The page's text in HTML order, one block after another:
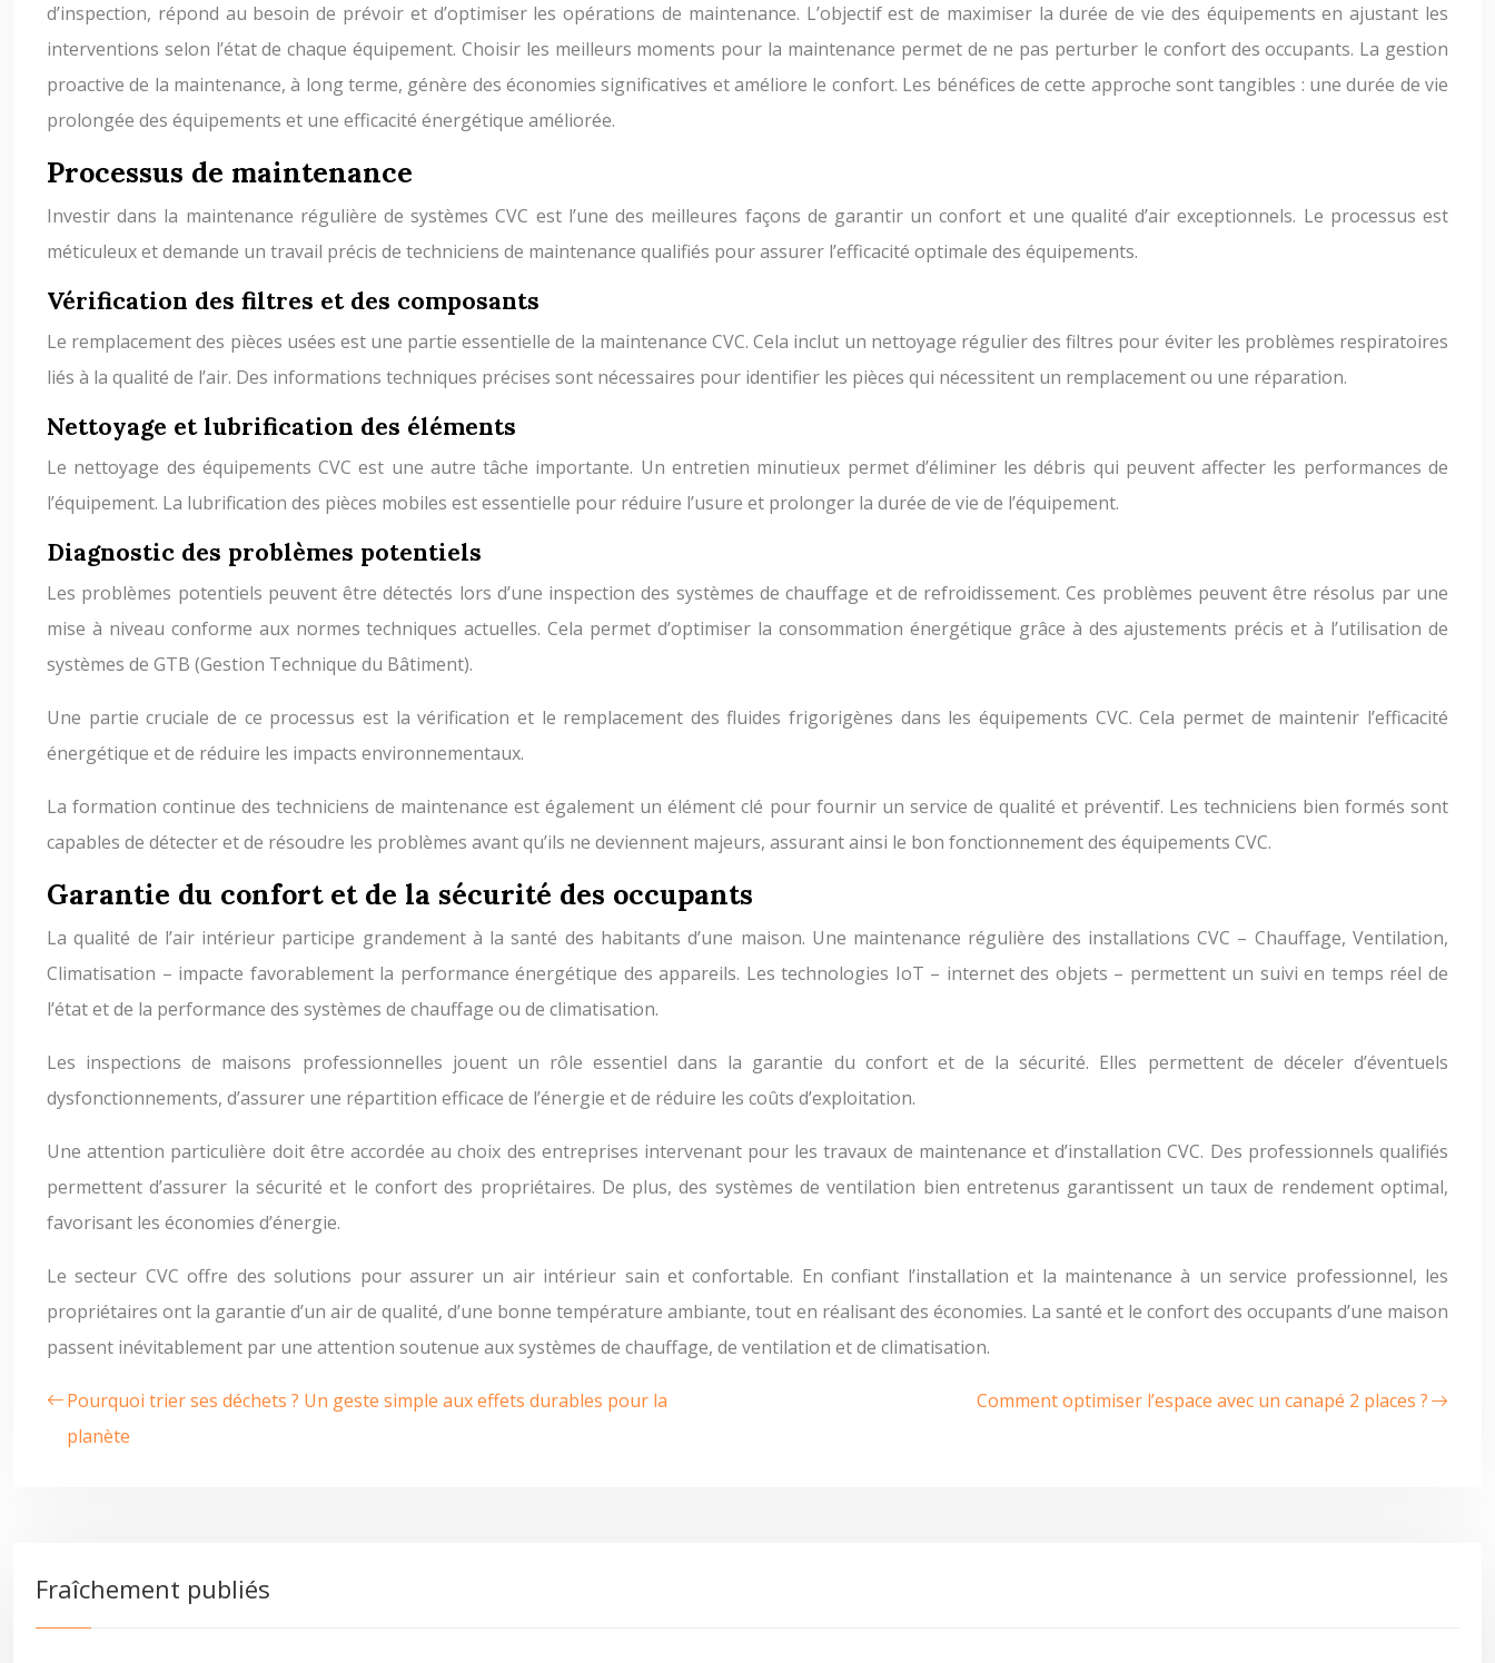
d’inspection, répond au besoin de prévoir et d’optimiser les opérations de maintenance. L’objectif est de maximiser la durée de vie des équipements en ajustant les
interventions selon l’état de chaque équipement. Choisir les meilleurs moments pour la maintenance permet de ne pas perturber le confort des occupants. La gestion
proactive de la maintenance, à long terme, génère des économies significatives et améliore le confort. Les bénéfices de cette approche sont tangibles : une durée de vie
prolongée des équipements et une efficacité énergétique améliorée.
Processus de maintenance
Investir dans la maintenance régulière de systèmes CVC est l’une des meilleures façons de garantir un confort et une qualité d’air exceptionnels. Le processus est
méticuleux et demande un travail précis de techniciens de maintenance qualifiés pour assurer l’efficacité optimale des équipements.
Vérification des filtres et des composants
Le remplacement des pièces usées est une partie essentielle de la maintenance CVC. Cela inclut un nettoyage régulier des filtres pour éviter les problèmes respiratoires
liés à la qualité de l’air. Des informations techniques précises sont nécessaires pour identifier les pièces qui nécessitent un remplacement ou une réparation.
Nettoyage et lubrification des éléments
Le nettoyage des équipements CVC est une autre tâche importante. Un entretien minutieux permet d’éliminer les débris qui peuvent affecter les performances de
l’équipement. La lubrification des pièces mobiles est essentielle pour réduire l’usure et prolonger la durée de vie de l’équipement.
Diagnostic des problèmes potentiels
Les problèmes potentiels peuvent être détectés lors d’une inspection des systèmes de chauffage et de refroidissement. Ces problèmes peuvent être résolus par une
mise à niveau conforme aux normes techniques actuelles. Cela permet d’optimiser la consommation énergétique grâce à des ajustements précis et à l’utilisation de
systèmes de GTB (Gestion Technique du Bâtiment).
Une partie cruciale de ce processus est la vérification et le remplacement des fluides frigorigènes dans les équipements CVC. Cela permet de maintenir l’efficacité
énergétique et de réduire les impacts environnementaux.
La formation continue des techniciens de maintenance est également un élément clé pour fournir un service de qualité et préventif. Les techniciens bien formés sont
capables de détecter et de résoudre les problèmes avant qu’ils ne deviennent majeurs, assurant ainsi le bon fonctionnement des équipements CVC.
Garantie du confort et de la sécurité des occupants
La qualité de l’air intérieur participe grandement à la santé des habitants d’une maison. Une maintenance régulière des installations CVC – Chauffage, Ventilation,
Climatisation – impacte favorablement la performance énergétique des appareils. Les technologies IoT – internet des objets – permettent un suivi en temps réel de
l’état et de la performance des systèmes de chauffage ou de climatisation.
Les inspections de maisons professionnelles jouent un rôle essentiel dans la garantie du confort et de la sécurité. Elles permettent de déceler d’éventuels
dysfonctionnements, d’assurer une répartition efficace de l’énergie et de réduire les coûts d’exploitation.
Une attention particulière doit être accordée au choix des entreprises intervenant pour les travaux de maintenance et d’installation CVC. Des professionnels qualifiés
permettent d’assurer la sécurité et le confort des propriétaires. De plus, des systèmes de ventilation bien entretenus garantissent un taux de rendement optimal,
favorisant les économies d’énergie.
Le secteur CVC offre des solutions pour assurer un air intérieur sain et confortable. En confiant l’installation et la maintenance à un service professionnel, les
propriétaires ont la garantie d’un air de qualité, d’une bonne température ambiante, tout en réalisant des économies. La santé et le confort des occupants d’une maison
passent inévitablement par une attention soutenue aux systèmes de chauffage, de ventilation et de climatisation.
Pourquoi trier ses déchets ? Un geste simple aux effets durables pour la
planète
Comment optimiser l’espace avec un canapé 2 places ?
Fraîchement publiés